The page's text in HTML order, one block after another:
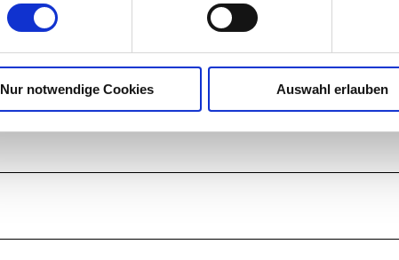
Nur notwendige Cookies Auswahl erlauben